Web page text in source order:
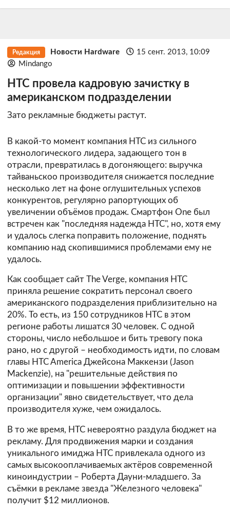
Редакция Новости Hardware
15 сент. 2013, 10:09
Mindango
HTC провела кадровую зачистку в
американском подразделении
Зато рекламные бюджеты растут.
В какой-то момент компания HTC из сильного
технологического лидера, задающего тон в
отрасли, превратилась в догоняющего: выручка
тайваньскоо производителя снижается последние
несколько лет на фоне оглушительных успехов
конкурентов, регулярно рапортующих об
увеличении объёмов продаж. Смартфон One был
встречен как "последняя надежда HTC", но, хотя ему
и удалось слегка поправить положение, поднять
компанию над скопившимися проблемами ему не
удалось.
Как сообщает сайт The Verge, компания HTC
приняла решение сократить персонал своего
американского подразделения приблизительно на
20%. То есть, из 150 сотрудников HTC в этом
регионе работы лишатся 30 человек. С одной
стороны, число небольшое и бить тревогу пока
рано, но с другой – необходимость идти, по словам
главы HTC America Джейсона Маккензи (Jason
Mackenzie), на "решительные действия по
оптимизации и повышении эффективности
организации" явно свидетельствует, что дела
производителя хуже, чем ожидалось.
В то же время, HTC невероятно раздула бюджет на
рекламу. Для продвижения марки и создания
уникального имиджа HTC привлекала одного из
самых высокооплачиваемых актёров современной
киноиндустрии – Роберта Дауни-младшего. За
съёмки в рекламе звезда "Железного человека"
получит $12 миллионов.